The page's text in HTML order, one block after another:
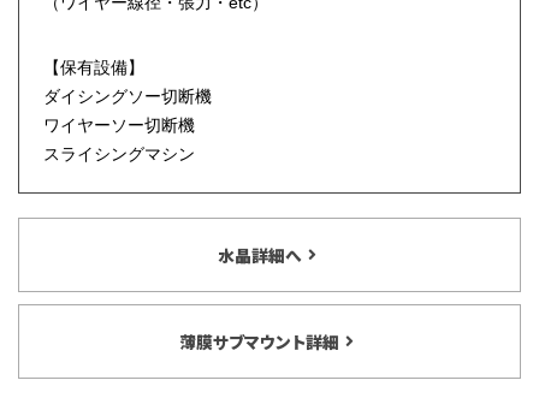
【保有設備】
ダイシングソー切断機
ワイヤーソー切断機
スライシングマシン
水晶詳細へ
薄膜サブマウント詳細